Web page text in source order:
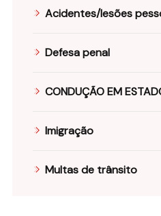
Acidentes/lesões
Defesa penal
CONDUÇÃO EM
Imigração
Multas de trânsito